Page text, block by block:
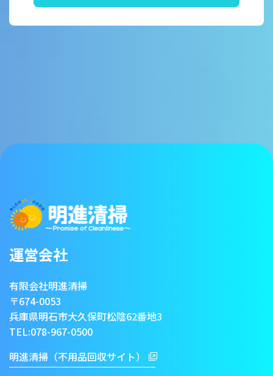
運営会社
有限会社明進清掃
〒674-0053
兵庫県明石市大久保町松陰62番地3
TEL:078-967-0500
明進清掃（不用品回収サイト）